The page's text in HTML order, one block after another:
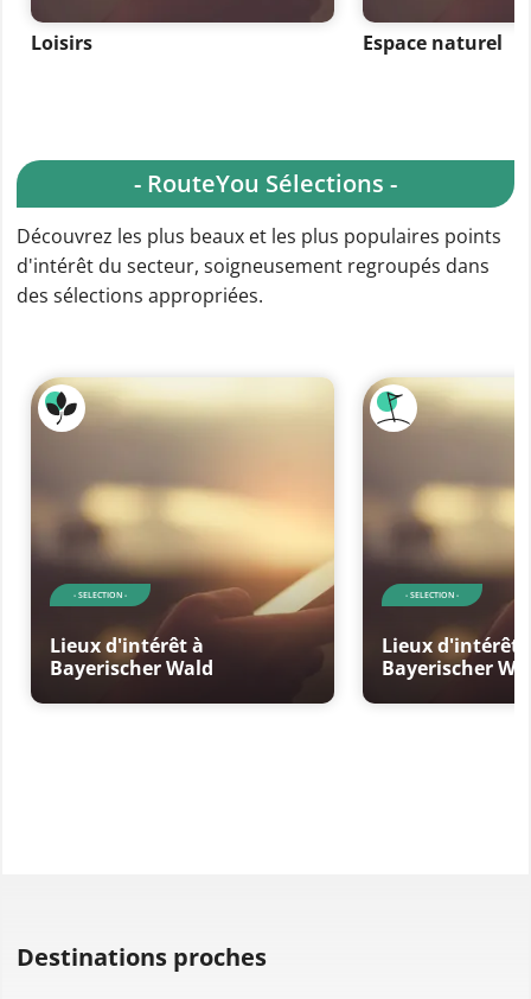
Loisirs Espace naturel
- RouteYou Sélections -
Découvrez les plus beaux et les plus populaires points
d'intérêt du secteur, soigneusement regroupés dans
des sélections appropriées.
- SELECTION -
Lieux d'intérêt à
Bayerischer Wald
- SELECTION -
Lieux d'intérêt
Bayerischer
Destinations proches